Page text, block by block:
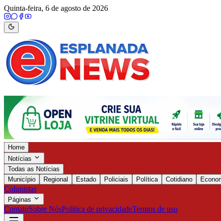
Quinta-feira, 6 de agosto de 2026
Home
Notícias
Todas as Notícias
Município
Regional Estado Policiais Política Cotidiano
Colunistas
Páginas
ContatoSobre NósPolítica de privacidadeTermos de uso